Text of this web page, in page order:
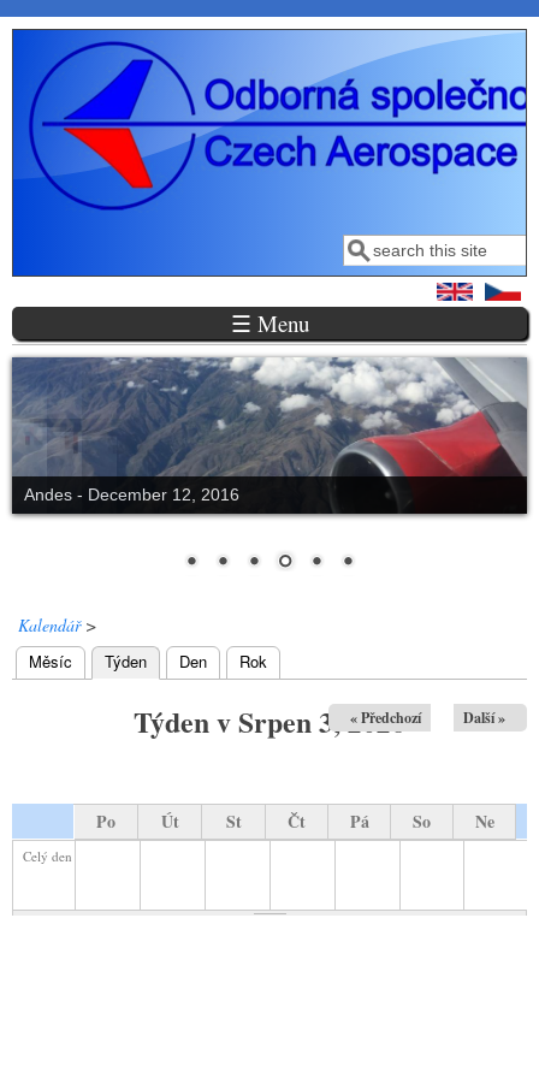
Přejít k hlavnímu obsahu
Vyhledávání
Hledat
☰ Menu
Courchevel altiport at the altutude of 1800 m, March 212, 2017
Kalendář>
Hlavní záložky
Měsíc Týden (aktivní záložka)
Den Rok
Týden v Srpen 3, 2026
« Předchozí Další »
Po Út St Čt Pá So Ne
Celý den